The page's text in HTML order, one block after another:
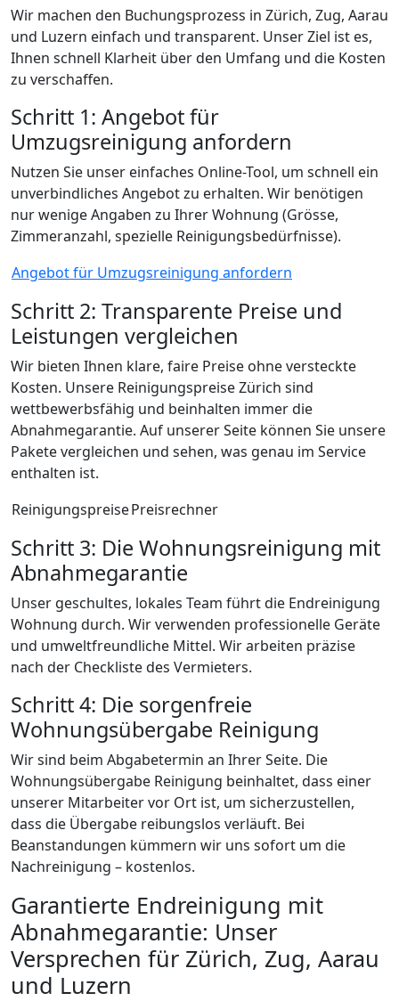
Wir machen den Buchungsprozess in Zürich, Zug, Aarau
und Luzern einfach und transparent. Unser Ziel ist es,
Ihnen schnell Klarheit über den Umfang und die Kosten
zu verschaffen.
Schritt 1: Angebot für
Umzugsreinigung anfordern
Nutzen Sie unser einfaches Online-Tool, um schnell ein
unverbindliches Angebot zu erhalten. Wir benötigen
nur wenige Angaben zu Ihrer Wohnung (Grösse,
Zimmeranzahl, spezielle Reinigungsbedürfnisse).
Angebot für Umzugsreinigung anfordern
Schritt 2: Transparente Preise und
Leistungen vergleichen
Wir bieten Ihnen klare, faire Preise ohne versteckte
Kosten. Unsere Reinigungspreise Zürich sind
wettbewerbsfähig und beinhalten immer die
Abnahmegarantie. Auf unserer Seite können Sie unsere
Pakete vergleichen und sehen, was genau im Service
enthalten ist.
ReinigungspreisePreisrechner
Schritt 3: Die Wohnungsreinigung mit
Abnahmegarantie
Unser geschultes, lokales Team führt die Endreinigung
Wohnung durch. Wir verwenden professionelle Geräte
und umweltfreundliche Mittel. Wir arbeiten präzise
nach der Checkliste des Vermieters.
Schritt 4: Die sorgenfreie
Wohnungsübergabe Reinigung
Wir sind beim Abgabetermin an Ihrer Seite. Die
Wohnungsübergabe Reinigung beinhaltet, dass einer
unserer Mitarbeiter vor Ort ist, um sicherzustellen,
dass die Übergabe reibungslos verläuft. Bei
Beanstandungen kümmern wir uns sofort um die
Nachreinigung – kostenlos.
Garantierte Endreinigung mit
Abnahmegarantie: Unser
Versprechen für Zürich, Zug, Aarau
und Luzern